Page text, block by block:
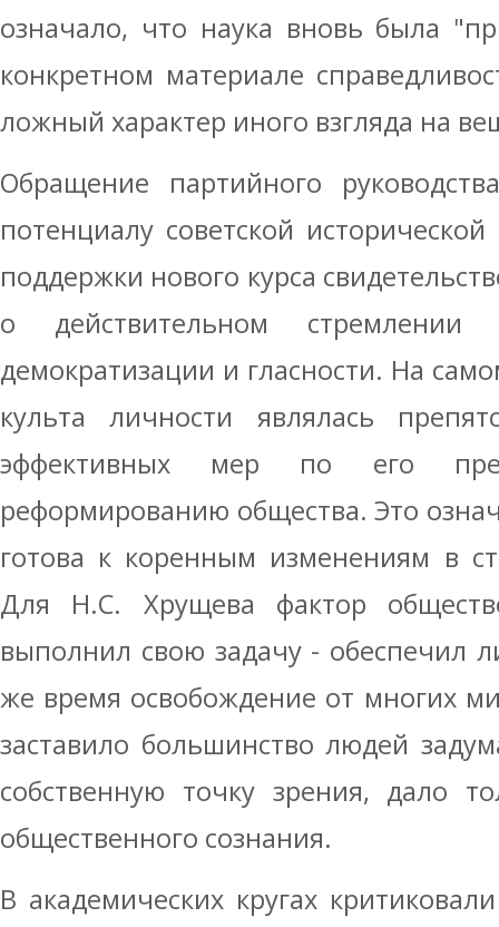
означало, что наука вновь была
конкретном материале
ложный характер иного взгляда на
Обращение партийного
потенциалу советской
поддержки нового курса
о действительном
демократизации и гласности. На
культа личности являлась
эффективных мер по его
реформированию общества. Это
готова к коренным изменениям в
Для Н.С. Хрущева фактор
выполнил свою задачу - обеспечил
же время освобождение от многих
заставило большинство людей
собственную точку зрения, дало
общественного сознания.
В академических кругах